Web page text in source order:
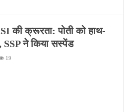
की क्रूरता: पोती को हाथ-
SSP ने किया सस्पेंड
19